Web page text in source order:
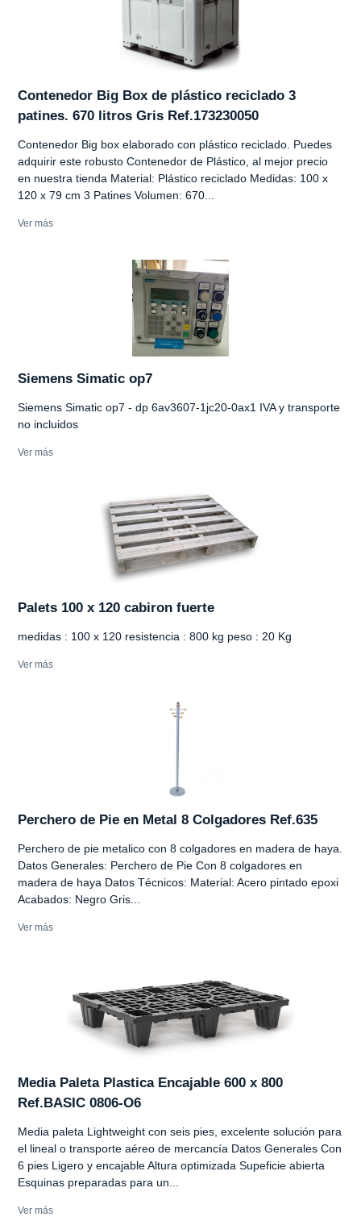
Contenedor Big Box de plástico reciclado 3
patines. 670 litros Gris Ref.173230050
Contenedor Big box elaborado con plástico reciclado. Puedes
adquirir este robusto Contenedor de Plástico, al mejor precio
en nuestra tienda Material: Plástico reciclado Medidas: 100 x
120 x 79 cm 3 Patines Volumen: 670...
Ver más
Siemens Simatic op7
Siemens Simatic op7 - dp 6av3607-1jc20-0ax1 IVA y transporte
no incluidos
Ver más
Palets 100 x 120 cabiron fuerte
medidas : 100 x 120 resistencia : 800 kg peso : 20 Kg
Ver más
Perchero de Pie en Metal 8 Colgadores Ref.635
Perchero de pie metalico con 8 colgadores en madera de haya.
Datos Generales: Perchero de Pie Con 8 colgadores en
madera de haya Datos Técnicos: Material: Acero pintado epoxi
Acabados: Negro Gris...
Ver más
Media Paleta Plastica Encajable 600 x 800
Ref.BASIC 0806-O6
Media paleta Lightweight con seis pies, excelente solución para
el lineal o transporte aéreo de mercancía Datos Generales Con
6 pies Ligero y encajable Altura optimizada Supeficie abierta
Esquinas preparadas para un...
Ver más